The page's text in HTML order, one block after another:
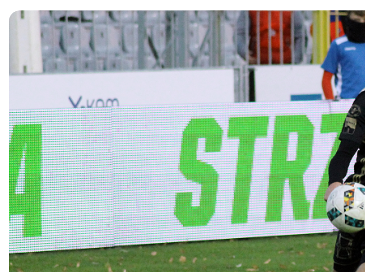
Ochrona dzieci Staże w Akademii ŁKS
Kluby partnerskie
Kontakt
SKLEP KUP BILET